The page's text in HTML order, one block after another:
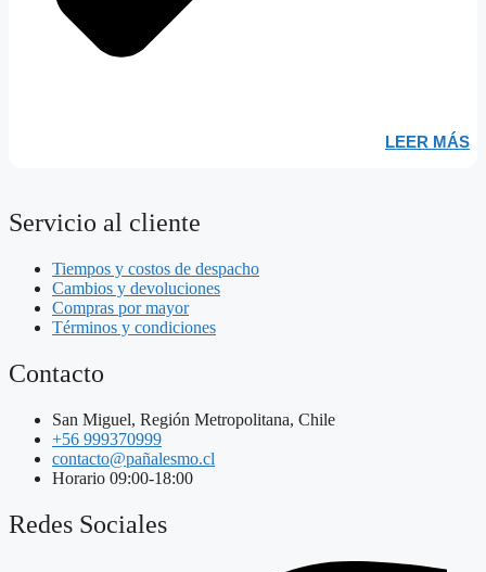
LEER MÁS
Servicio al cliente
Tiempos y costos de despacho
Cambios y devoluciones
Compras por mayor
Términos y condiciones
Contacto
San Miguel, Región Metropolitana, Chile
+56 999370999
contacto@pañalesmo.cl
Horario 09:00-18:00
Redes Sociales